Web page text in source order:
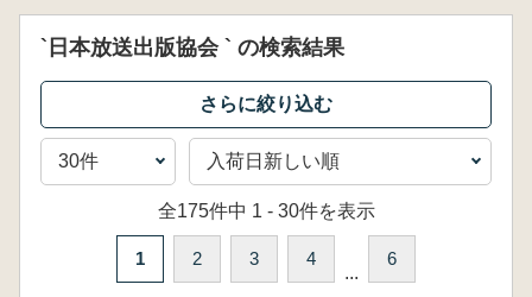
`日本放送出版協会 ` の検索結果
全175件中 1 - 30件を表示
1 2 3 4
...
6